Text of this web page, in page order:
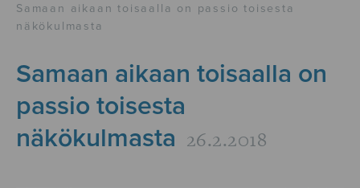
Samaan aikaan toisaalla on passio toisesta
näkökulmasta
Samaan aikaan toisaalla on
passio toisesta
näkökulmasta 26.2.2018